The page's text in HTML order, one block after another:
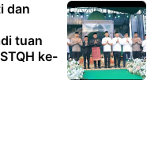
dan
tuan
ke-